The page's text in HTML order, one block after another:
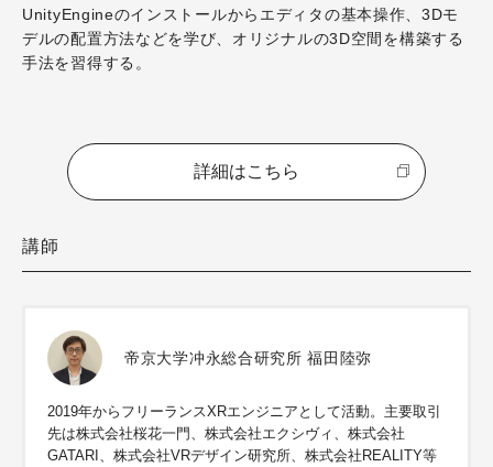
UnityEngineのインストールからエディタの基本操作、3Dモ
デルの配置方法などを学び、オリジナルの3D空間を構築する
手法を習得する。
詳細はこちら
講師
帝京大学冲永総合研究所 福田陸弥
2019年からフリーランスXRエンジニアとして活動。主要取引
先は株式会社桜花一門、株式会社エクシヴィ、株式会社
GATARI、株式会社VRデザイン研究所、株式会社REALITY等